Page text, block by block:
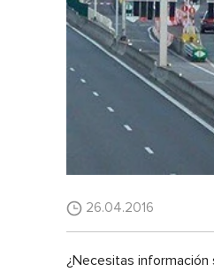
26.04.2016
¿Necesitas